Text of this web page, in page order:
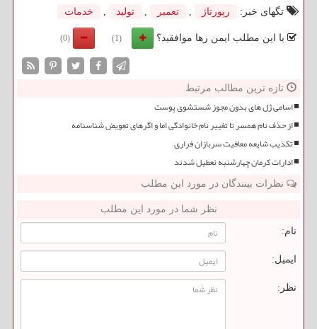
تگهای خبر:
رپورتاژ , تعمیر , تولید , خدمات
با این مطلب ایمن رها موافقید؟ (1)
(0)
تازه ترین مطالب مرتبط
اسامی ژل های بدون مجوز شستشوی پوست
از حذف نام همسر تا تغییر نام خانوادگی اما و اگرهای تعویض شناسنامه
تکذیب شایعه معافیت سربازان فراری
ادارات کرمان چهارشنبه تعطیل شدند
نظرات بینندگان در مورد این مطلب
نظر شما در مورد این مطلب
نام:
ایمیل:
نظر: